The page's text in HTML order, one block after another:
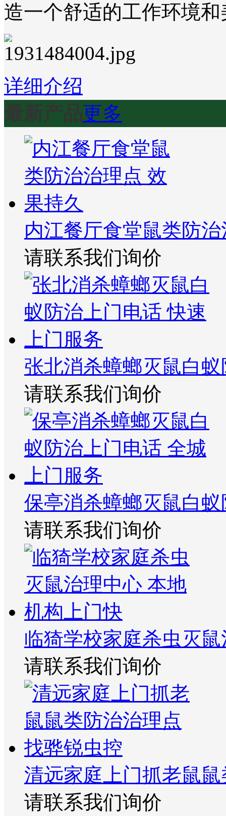
造一个舒适的工作环境
详细介绍
最新产品更多
内江餐厅食堂鼠类防
请联系我们询价
张北消杀蟑螂灭鼠白
请联系我们询价
保亭消杀蟑螂灭鼠白
请联系我们询价
临猗学校家庭杀虫灭
请联系我们询价
清远家庭上门抓老鼠
请联系我们询价